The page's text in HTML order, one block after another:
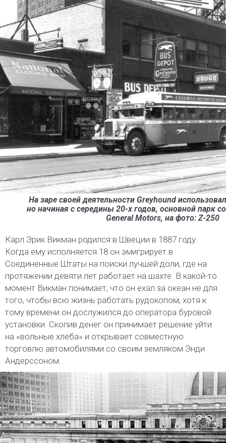
На заре своей деятельности Greyhound
но начиная с середины 20-х годов, основной парк
General Motors, на фото: Z-250
Карл Эрик Викман родился в Швеции в 1887 году.
Когда ему исполняется 18 он эмигрирует в
Соединенные Штаты на поиски лучшей доли, где на
протяжении девяти лет работает на шахте. В какой-то
момент Викман понимает, что он ехал за океан не для
того, чтобы всю жизнь работать рудокопом, хотя к
тому времени он дослужился до оператора буровой
установки. Скопив денег он принимает решение уйти
на «вольные хлеба» и открывает совместную
торговлю автомобилями со своим земляком Энди
Андерссоном.